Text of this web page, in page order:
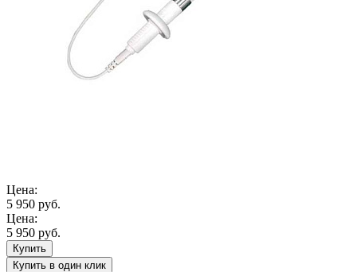
Цена:
5 950 руб.
Цена:
5 950 руб.
Купить
Купить в один клик